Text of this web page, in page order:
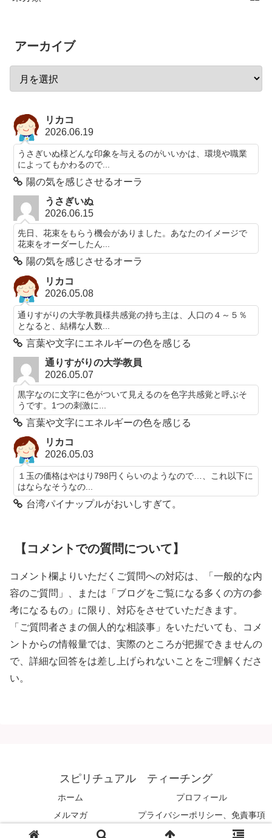
アーカイブ
リカコ
2026.06.19
うさぎいぬ様どんな印象を与えるのがいいかは、環境や職業
によってもかわるので...
陽の気を感じさせるオーラ
うさぎいぬ
2026.06.15
先日、花束をもらう機会がありました。あなたのイメージで
花束をオーダーしたん...
陽の気を感じさせるオーラ
リカコ
2026.05.08
通りすがりの大学教員様共感覚の持ち主は、人口の４～５％
となると、結構な人数...
言葉や文字にエネルギーの色を感じる
通りすがりの大学教員
2026.05.07
黒字なのに文字に色がついて見えるのを色字共感覚と呼ぶそ
うです。1つの刺激に...
言葉や文字にエネルギーの色を感じる
リカコ
2026.05.03
１玉の価格はやはり798円くらいのようなので…、これ以下に
はならなそうなの...
台湾パイナップルがおいしすぎて。
【コメントでの質問について】
コメント欄よりいただくご質問への対応は、「一般的な内
容のご質問」、または「ブログをご覧になる多くの方の参
考になるもの」に限り、対応をさせていただきます。
「ご質問者さまの個人的な相談事」をいただいても、コメ
ントからの情報量では、実際のところが把握できませんの
で、詳細な回答をは差し上げられないことをご理解くださ
い。
スピリチュアル ティーチング
ホーム
プロフィール
メルマガ
プライバシーポリシー、免責事項